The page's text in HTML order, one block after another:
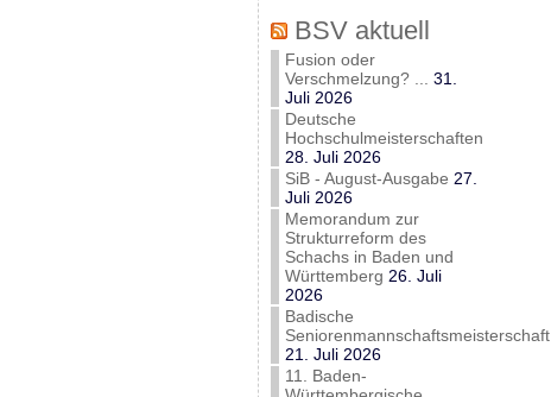
BSV aktuell
Fusion oder
Verschmelzung? ...
31.
Juli 2026
Deutsche
Hochschulmeisterschaften
28. Juli 2026
SiB - August-Ausgabe 27.
Juli 2026
Memorandum zur
Strukturreform des
Schachs in Baden und
Württemberg 26. Juli
2026
Badische
Seniorenmannschaftsmeisterschaft
21. Juli 2026
11. Baden-